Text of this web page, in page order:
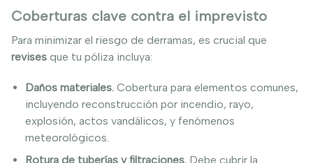
Coberturas clave contra el imprevisto
Para minimizar el riesgo de derramas, es crucial que
revises que tu póliza incluya:
Daños materiales. Cobertura para elementos comunes,
incluyendo reconstrucción por incendio, rayo,
explosión, actos vandálicos, y fenómenos
meteorológicos.
Rotura de tuberías y filtraciones. Debe cubrir la